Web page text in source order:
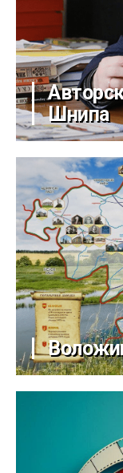
Шнипа